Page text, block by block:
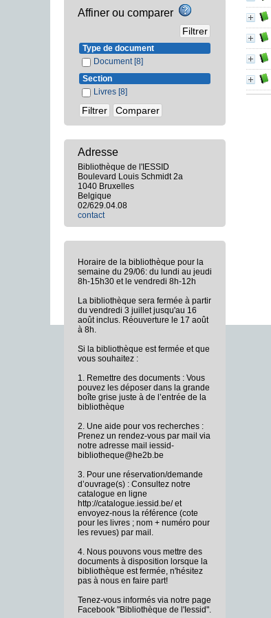
Affiner ou comparer
Type de document
Document [8]
Section
Livres [8]
Adresse
Bibliothèque de l'IESSID
Boulevard Louis Schmidt 2a
1040 Bruxelles
Belgique
02/629.04.08
contact
Horaire de la bibliothèque pour la
semaine du 29/06: du lundi au jeudi
8h-15h30 et le vendredi 8h-12h
La bibliothèque sera fermée à partir
du vendredi 3 juillet jusqu'au 16
août inclus. Réouverture le 17 août
à 8h.
Si la bibliothèque est fermée et que
vous souhaitez :
1. Remettre des documents : Vous
pouvez les déposer dans la grande
boîte grise juste à de l’entrée de la
bibliothèque
2. Une aide pour vos recherches :
Prenez un rendez-vous par mail via
notre adresse mail iessid-
bibliotheque@he2b.be
3. Pour une réservation/demande
d’ouvrage(s) : Consultez notre
catalogue en ligne
http://catalogue.iessid.be/ et
envoyez-nous la référence (cote
pour les livres ; nom + numéro pour
les revues) par mail.
4. Nous pouvons vous mettre des
documents à disposition lorsque la
bibliothèque est fermée, n'hésitez
pas à nous en faire part!
Tenez-vous informés via notre page
Facebook "Bibliothèque de l'Iessid".